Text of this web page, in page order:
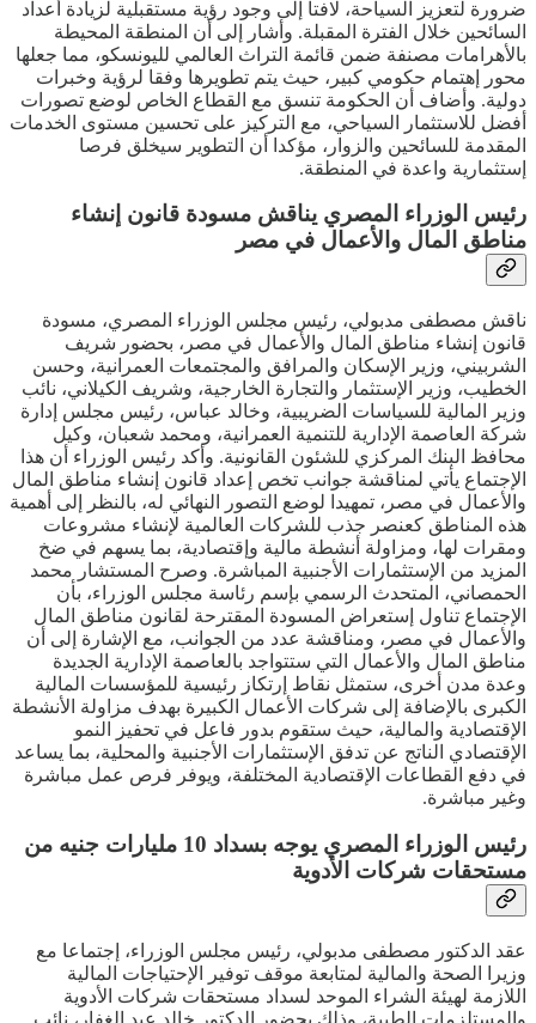
ضرورة لتعزيز السياحة، لافتا إلى وجود رؤية مستقبلية لزيادة أعداد
السائحين خلال الفترة المقبلة. وأشار إلى أن المنطقة المحيطة
بالأهرامات مصنفة ضمن قائمة التراث العالمي لليونسكو، مما جعلها
محور إهتمام حكومي كبير، حيث يتم تطويرها وفقا لرؤية وخبرات
دولية. وأضاف أن الحكومة تنسق مع القطاع الخاص لوضع تصورات
أفضل للاستثمار السياحي، مع التركيز على تحسين مستوى الخدمات
المقدمة للسائحين والزوار، مؤكدا أن التطوير سيخلق فرصا
إستثمارية واعدة في المنطقة.
رئيس الوزراء المصري يناقش مسودة قانون إنشاء
مناطق المال والأعمال في مصر
ناقش مصطفى مدبولي، رئيس مجلس الوزراء المصري، مسودة
قانون إنشاء مناطق المال والأعمال في مصر، بحضور شريف
الشربيني، وزير الإسكان والمرافق والمجتمعات العمرانية، وحسن
الخطيب، وزير الإستثمار والتجارة الخارجية، وشريف الكيلاني، نائب
وزير المالية للسياسات الضريبية، وخالد عباس، رئيس مجلس إدارة
شركة العاصمة الإدارية للتنمية العمرانية، ومحمد شعبان، وكيل
محافظ البنك المركزي للشئون القانونية. وأكد رئيس الوزراء أن هذا
الإجتماع يأتي لمناقشة جوانب تخص إعداد قانون إنشاء مناطق المال
والأعمال في مصر، تمهيدا لوضع التصور النهائي له، بالنظر إلى أهمية
هذه المناطق كعنصر جذب للشركات العالمية لإنشاء مشروعات
ومقرات لها، ومزاولة أنشطة مالية وإقتصادية، بما يسهم في ضخ
المزيد من الإستثمارات الأجنبية المباشرة. وصرح المستشار محمد
الحمصاني، المتحدث الرسمي بإسم رئاسة مجلس الوزراء، بأن
الإجتماع تناول إستعراض المسودة المقترحة لقانون مناطق المال
والأعمال في مصر، ومناقشة عدد من الجوانب، مع الإشارة إلى أن
مناطق المال والأعمال التي ستتواجد بالعاصمة الإدارية الجديدة
وعدة مدن أخرى، ستمثل نقاط إرتكاز رئيسية للمؤسسات المالية
الكبرى بالإضافة إلى شركات الأعمال الكبيرة بهدف مزاولة الأنشطة
الإقتصادية والمالية، حيث ستقوم بدور فاعل في تحفيز النمو
الإقتصادي الناتج عن تدفق الإستثمارات الأجنبية والمحلية، بما يساعد
في دفع القطاعات الإقتصادية المختلفة، ويوفر فرص عمل مباشرة
وغير مباشرة.
رئيس الوزراء المصري يوجه بسداد 10 مليارات جنيه من
مستحقات شركات الأدوية
عقد الدكتور مصطفى مدبولي، رئيس مجلس الوزراء، إجتماعا مع
وزيرا الصحة والمالية لمتابعة موقف توفير الإحتياجات المالية
اللازمة لهيئة الشراء الموحد لسداد مستحقات شركات الأدوية
والمستلزمات الطبية، وذلك بحضور الدكتور خالد عبد الغفار، نائب